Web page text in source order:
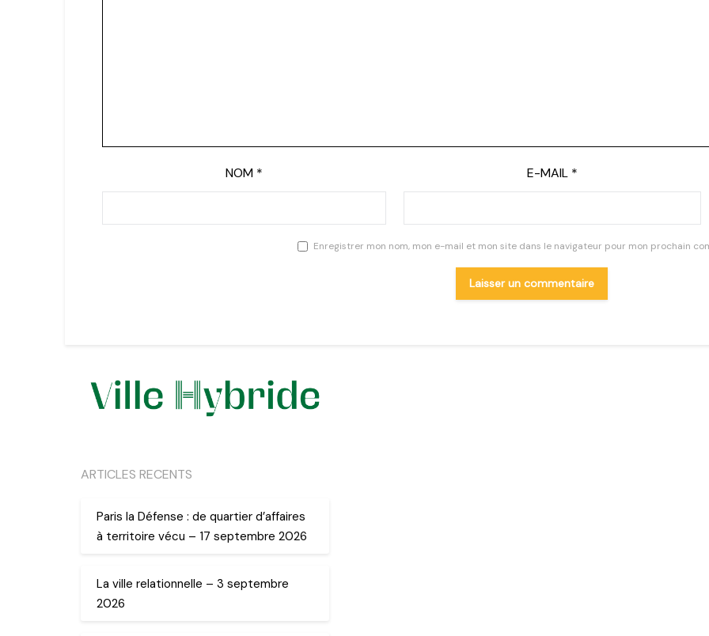
NOM * E-MAIL *
Enregistrer mon nom, mon e-mail et mon site dans le navigateur pour mon prochain
ARTICLES RECENTS
Paris la Défense : de quartier d’affaires
à territoire vécu – 17 septembre 2026
La ville relationnelle – 3 septembre
2026